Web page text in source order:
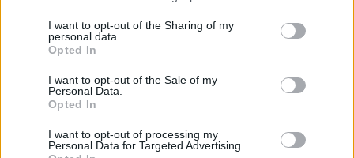
not limited to your visit or usage behaviour. You may click to
grant or deny consent to Google and its third-party tags to
use your data for below specified purposes in below Google
consent section.
I want to opt-out of the Sharing of my
personal data.
Opted In
I want to opt-out of the Sale of my
Personal Data.
Opted In
I want to opt-out of processing my
Personal Data for Targeted Advertising.
Túl gyorsan gazdagodnak a
Marathon játékosai, a Bungie
már visszavágna a lootból
2026 június 25. 09:43